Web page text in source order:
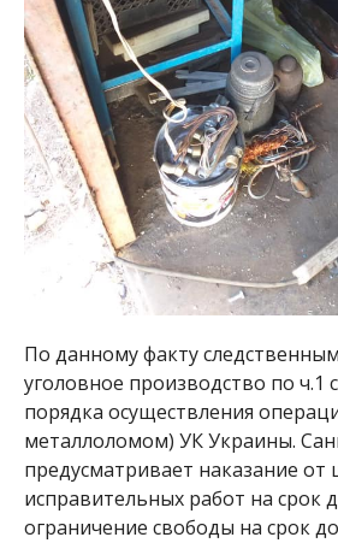
По данному факту
уголовное производство по ч.1
порядка осуществления
металлоломом) УК Украины.
предусматривает наказание от
исправительных работ на срок
ограничение свободы на срок